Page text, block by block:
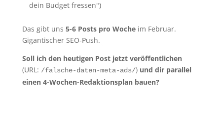
dein Budget fressen")
Das gibt uns 5-6 Posts pro Wocheim Februar.
Gigantischer SEO-Push.
Soll ich den heutigen Post jetzt veröffentlichen
(URL: /falsche-daten-meta-ads/) und dir parallel
einen 4-Wochen-Redaktionsplan bauen?